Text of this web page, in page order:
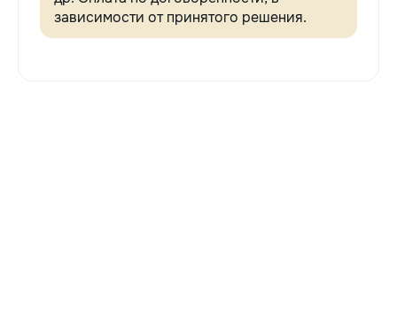
зависимости от принятого решения.